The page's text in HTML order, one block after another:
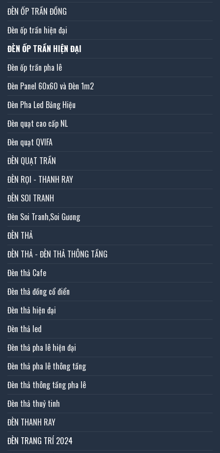
ĐÈN ỐP TRẦN ĐỒNG
Đèn ốp trần hiện đại
ĐÈN ỐP TRẦN HIỆN ĐẠI
Đèn ốp trần pha lê
Đèn Panel 60x60 và Đèn 1m2
Đèn Pha Led Bảng Hiệu
Đèn quạt cao cấp NL
Đèn quạt QVIFA
ĐÈN QUẠT TRẦN
ĐÈN RỌI - THANH RAY
ĐÈN SOI TRANH
Đèn Soi Tranh,Soi Gương
ĐÈN THẢ
ĐÈN THẢ - ĐÈN THẢ THÔNG TẦNG
Đèn thả Cafe
Đèn thả đồng cổ điển
Đèn thả hiện đại
Đèn thả led
Đèn thả pha lê hiện đại
Đèn thả pha lê thông tầng
Đèn thả thông tầng pha lê
Đèn thả thuỷ tinh
ĐÈN THANH RAY
ĐÈN TRANG TRÍ 2024